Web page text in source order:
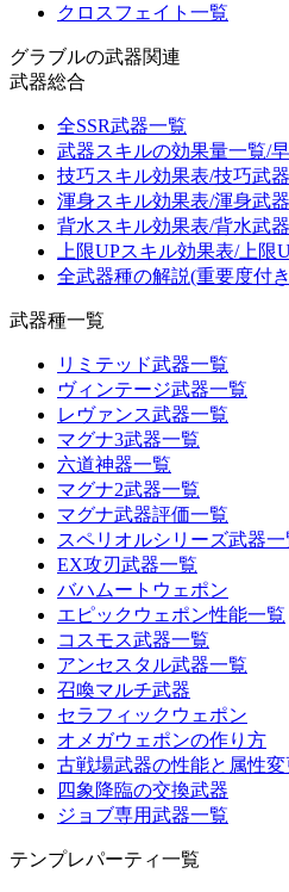
クロスフェイト一覧
グラブルの武器関連
武器総合
全SSR武器一覧
武器スキルの効果量一覧/
技巧スキル効果表/技巧武
渾身スキル効果表/渾身武
背水スキル効果表/背水武
上限UPスキル効果表/上限
全武器種の解説(重要度付
武器種一覧
リミテッド武器一覧
ヴィンテージ武器一覧
レヴァンス武器一覧
マグナ3武器一覧
六道神器一覧
マグナ2武器一覧
マグナ武器評価一覧
スペリオルシリーズ武器一
EX攻刃武器一覧
バハムートウェポン
エピックウェポン性能一覧
コスモス武器一覧
アンセスタル武器一覧
召喚マルチ武器
セラフィックウェポン
オメガウェポンの作り方
古戦場武器の性能と属性
四象降臨の交換武器
ジョブ専用武器一覧
テンプレパーティ一覧